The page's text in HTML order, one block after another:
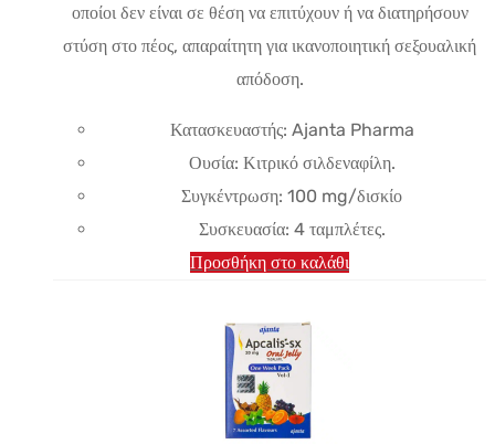
$28.84.
οποίοι δεν είναι σε θέση να επιτύχουν ή να διατηρήσουν
στύση στο πέος, απαραίτητη για ικανοποιητική σεξουαλική
απόδοση.
Κατασκευαστής: Ajanta Pharma
Ουσία: Κιτρικό σιλδεναφίλη.
Συγκέντρωση: 100 mg/δισκίο
Συσκευασία: 4 ταμπλέτες.
Προσθήκη στο καλάθι